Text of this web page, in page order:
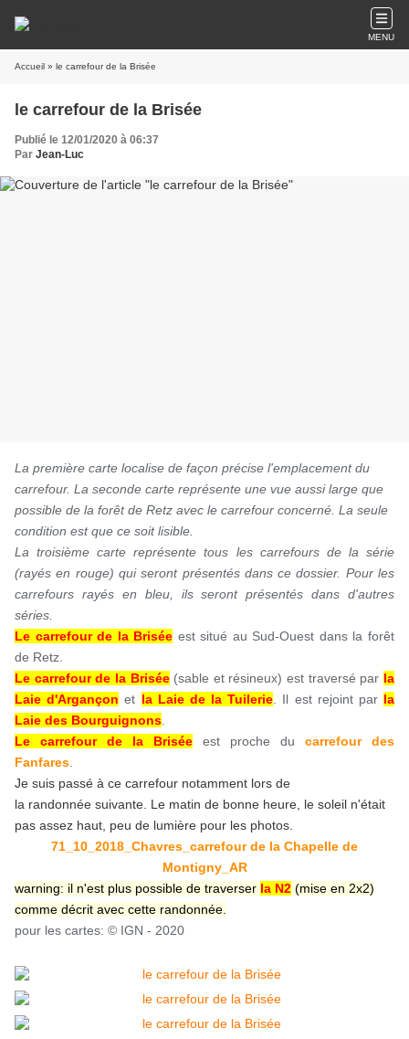
MENU
Accueil » le carrefour de la Brisée
le carrefour de la Brisée
Publié le 12/01/2020 à 06:37
Par Jean-Luc
La première carte localise de façon précise l'emplacement du
carrefour. La seconde carte représente une vue aussi large que
possible de la forêt de Retz avec le carrefour concerné. La seule
condition est que ce soit lisible.
La troisième carte représente tous les carrefours de la série
(rayés en rouge) qui seront présentés dans ce dossier. Pour les
carrefours rayés en bleu, ils seront présentés dans d'autres
séries.
Le carrefour de la Brisée est situé au Sud-Ouest dans la forêt
de Retz.
Le carrefour de la Brisée(sable et résineux) est traversé par la
Laie d'Argançon et la Laie de la Tuilerie . Il est rejoint par la
Laie des Bourguignons
Le carrefour de la Brisée est proche du carrefour des
Fanfares
Je suis passé à ce carrefour notamment lors de
la randonnée suivante. Le matin de bonne heure, le soleil n'était
pas assez haut, peu de lumière pour les photos.
71_10_2018_Chavres_carrefour de la Chapelle de
Montigny_AR
warning: il n'est plus possible de traverser la N2 (mise en 2x2)
comme décrit avec cette randonnée.
pour les cartes: © IGN - 2020